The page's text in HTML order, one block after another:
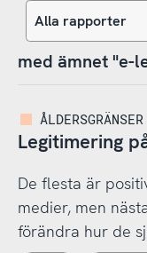
med ämnet "e-
Legitimering
De flesta är
medier, men
förändra hur de